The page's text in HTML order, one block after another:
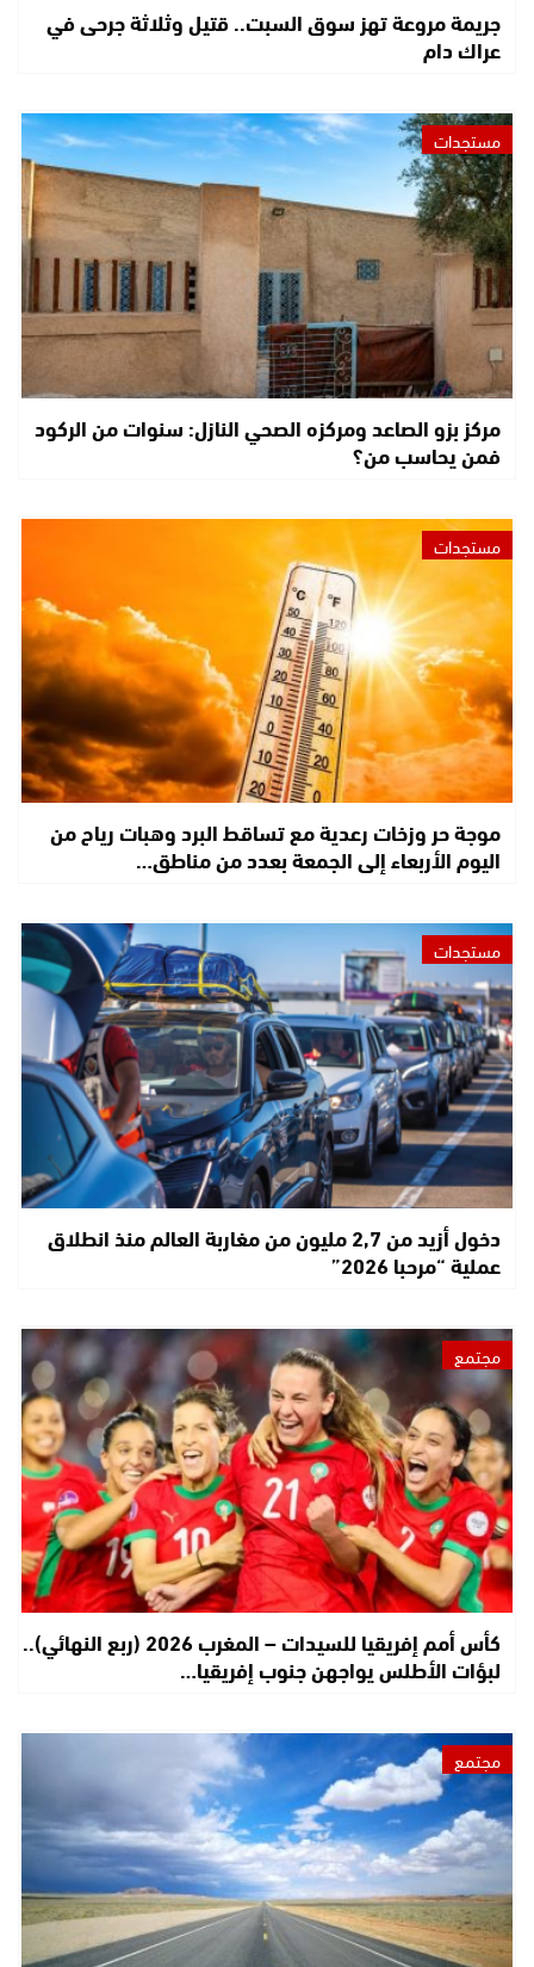
جريمة مروعة تهز سوق السبت.. قتيل وثلاثة جرحى في
عراك دام
مستجدات
مركز بزو الصاعد ومركزه الصحي النازل: سنوات من الركود
فمن يحاسب من؟
مستجدات
موجة حر وزخات رعدية مع تساقط البرد وهبات رياح من
اليوم الأربعاء إلى الجمعة بعدد من مناطق…
مستجدات
دخول أزيد من 2,7 مليون من مغاربة العالم منذ انطلاق
عملية “مرحبا 2026”
مجتمع
كأس أمم إفريقيا للسيدات – المغرب 2026 (ربع النهائي)..
لبؤات الأطلس يواجهن جنوب إفريقيا…
مجتمع